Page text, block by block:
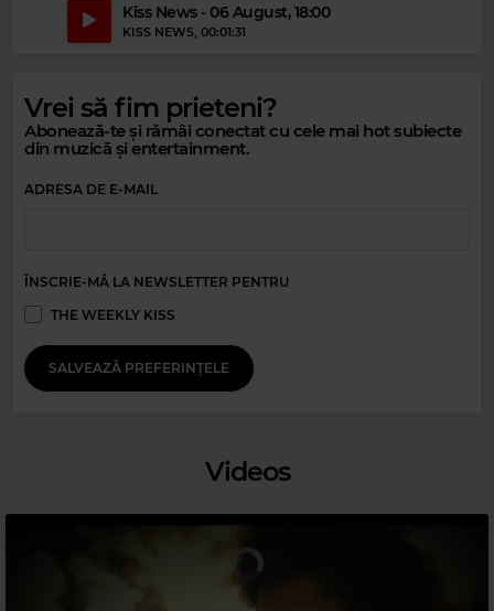
Magic Party Mix
MAGIC PARTY MIX – MAGIC PARTY MIX
Kiss News - 06 August, 18:00
KISS NEWS, 00:01:31
Vrei să fim prieteni?
Abonează-te și rămâi conectat cu cele mai hot subiecte
din muzică și entertainment.
ADRESA DE E-MAIL
ÎNSCRIE-MĂ LA NEWSLETTER PENTRU
THE WEEKLY KISS
SALVEAZĂ PREFERINȚELE
Videos